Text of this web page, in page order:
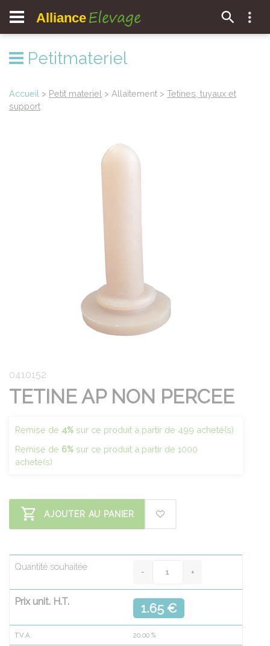
Alliance Elevage
Petitmateriel
Accueil > Petit materiel > Allaitement > Tetines, tuyaux et
support
0410152
TETINE AP NON PERCEE
Remise de 4% sur ce produit à partir de 499 acheté(s)
Remise de 6% sur ce produit à partir de 1000
acheté(s)
AJOUTER AU PANIER
Quantité souhaitée
Prix unit. H.T. 1.65 €
T.V.A. 20.00 %